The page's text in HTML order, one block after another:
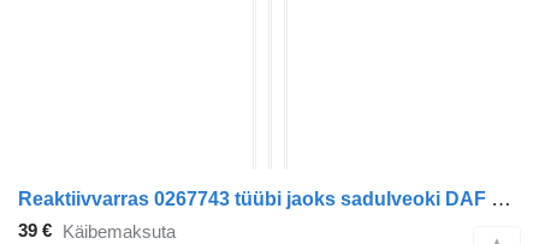
Reaktiivvarras 0267743 tüübi jaoks sadulveoki DAF XF105
39 € Käibemaksuta